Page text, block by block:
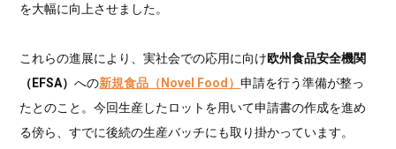
を大幅に向上させました。
これらの進展により、実社会での応用に向け欧州食品安全機関
（EFSA）への新規食品（Novel Food）申請を行う準備が整っ
たとのこと。今回生産したロットを用いて申請書の作成を進め
る傍ら、すでに後続の生産バッチにも取り掛かっています。